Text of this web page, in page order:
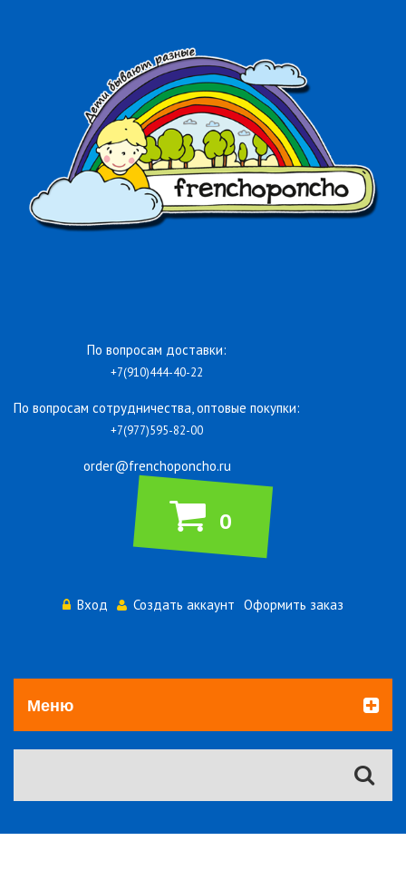
По вопросам доставки:
+7(910)444-40-22
По вопросам сотрудничества, оптовые покупки:
+7(977)595-82-00
order@frenchoponcho.ru
0
Вход Создать аккаунт Оформить заказ
Меню